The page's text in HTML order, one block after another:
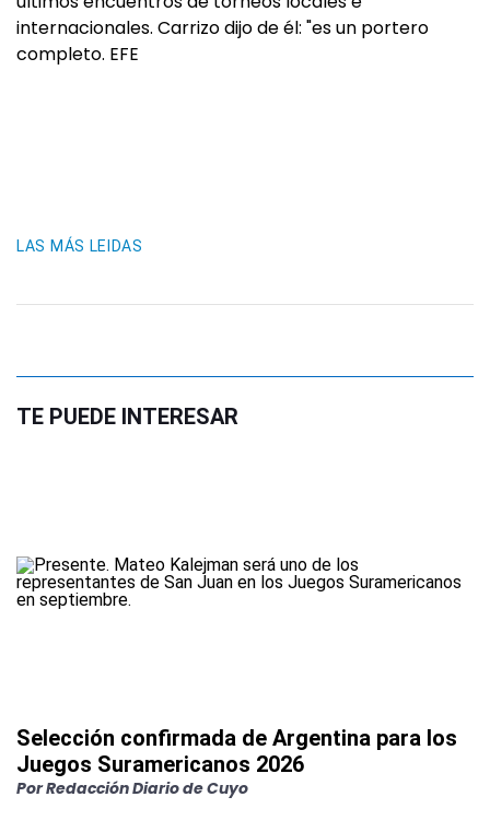
internacionales. Carrizo dijo de él: "es un portero
completo. EFE
LAS MÁS LEIDAS
TE PUEDE INTERESAR
Selección confirmada de Argentina para los
Juegos Suramericanos 2026
PorRedacción Diario de Cuyo